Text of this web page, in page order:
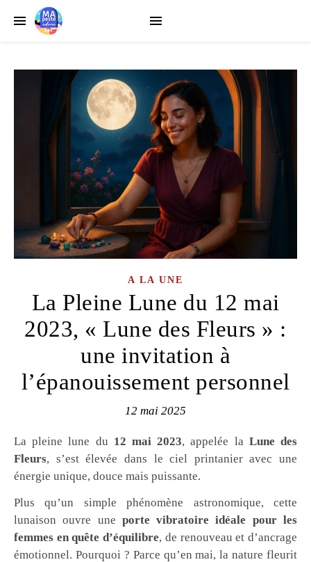
A LA UNE
La Pleine Lune du 12 mai
2023, « Lune des Fleurs » :
une invitation à
l’épanouissement personnel
12 mai 2025
La pleine lune du 12 mai 2023, appelée la Lune des
Fleurs, s’est élevée dans le ciel printanier avec une
énergie unique, douce mais puissante.
Plus qu’un simple phénomène astronomique, cette
lunaison ouvre une porte vibratoire idéale pour les
femmes en quête d’équilibre, de renouveau et d’ancrage
émotionnel. Pourquoi ? Parce qu’en mai, la nature fleurit